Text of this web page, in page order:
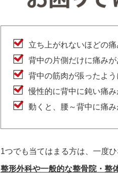
立ち上がれないほどの
背中の片側だけに痛みが
背中の筋肉が張ったよう
慢性的に背中に鈍い痛み
動くと、腰～背中に痛み
1つでも当てはまる方は、一度
整形外科や一般的な整骨院・整